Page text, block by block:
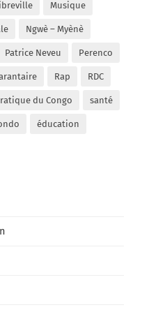
Musique
Ngwè – Myènè
Patrice Neveu Perenco
Rap RDC
du Congo santé
éducation